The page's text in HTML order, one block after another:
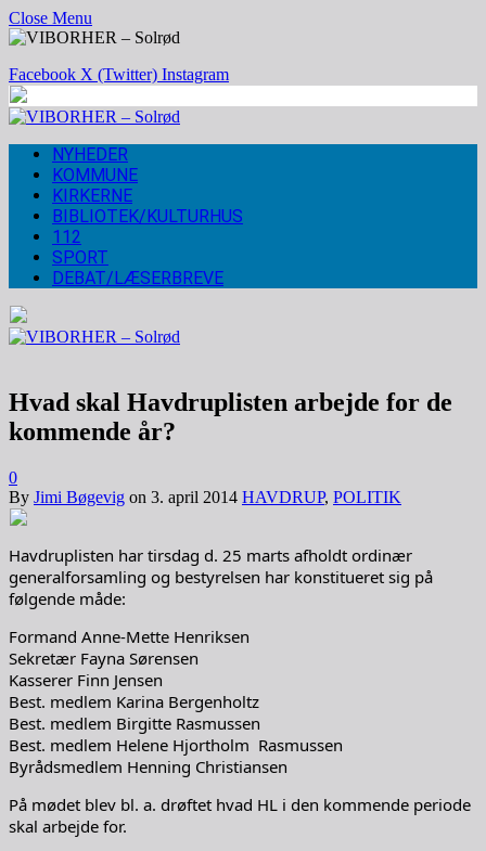
Close Menu
Facebook X (Twitter) Instagram
NYHEDER
KOMMUNE
KIRKERNE
BIBLIOTEK/KULTURHUS
112
SPORT
DEBAT/LÆSERBREVE
Hvad skal Havdruplisten arbejde for de
kommende år?
0
By Jimi Bøgevig on 3. april 2014 HAVDRUP, POLITIK
Havdruplisten har tirsdag d. 25 marts afholdt ordinær
generalforsamling og bestyrelsen har konstitueret sig på
følgende måde:
Formand Anne-Mette Henriksen
Sekretær Fayna Sørensen
Kasserer Finn Jensen
Best. medlem Karina Bergenholtz
Best. medlem Birgitte Rasmussen
Best. medlem Helene Hjortholm Rasmussen
Byrådsmedlem Henning Christiansen
På mødet blev bl. a. drøftet hvad HL i den kommende periode
skal arbejde for.